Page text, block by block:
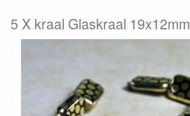
5 X kraal Glaskraal 19x12mm